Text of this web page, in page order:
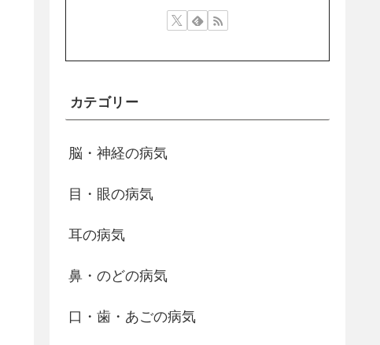
カテゴリー
脳・神経の病気
目・眼の病気
耳の病気
鼻・のどの病気
口・歯・あごの病気